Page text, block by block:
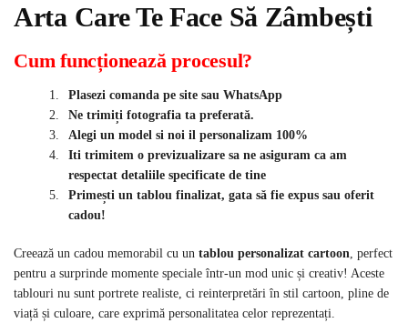
Arta Care Te Face Să Zâmbești
Cum funcționează procesul?
Plasezi comanda pe site sau WhatsApp
Ne trimiți fotografia ta preferată.
Alegi un model si noi il personalizam 100%
Iti trimitem o previzualizare sa ne asiguram ca am
respectat detaliile specificate de tine
Primești un tablou finalizat, gata să fie expus sau oferit
cadou!
Creează un cadou memorabil cu un tablou personalizat cartoon , perfect
pentru a surprinde momente speciale într-un mod unic și creativ! Aceste
tablouri nu sunt portrete realiste, ci reinterpretări în stil cartoon, pline de
viață și culoare, care exprimă personalitatea celor reprezentați.